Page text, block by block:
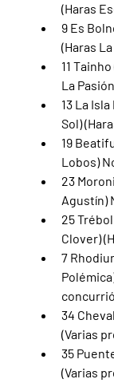
(Haras
9 Es
(Haras
11
La
13 La
Sol)
19
Lobos)
23
Agustín)
25
Clover)
7
concurrió
34
(Varias
35
(Varias